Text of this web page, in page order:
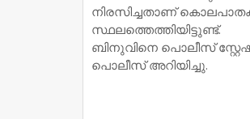
നിരസിച്ചതാണ്
സ്ഥലത്തെത്തിയിട്ടുണ്ട്.
ബിനുവിനെ പൊലീസ്
പൊലീസ് അറിയിച്ചു.